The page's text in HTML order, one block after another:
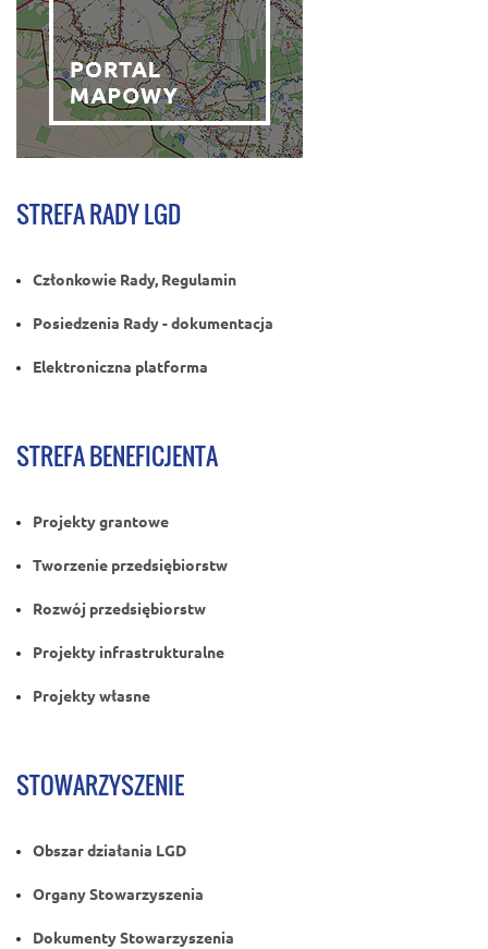
STREFA RADY LGD
Członkowie Rady, Regulamin
Posiedzenia Rady - dokumentacja
Elektroniczna platforma
STREFA BENEFICJENTA
Projekty grantowe
Tworzenie przedsiębiorstw
Rozwój przedsiębiorstw
Projekty infrastrukturalne
Projekty własne
STOWARZYSZENIE
Obszar działania LGD
Organy Stowarzyszenia
Dokumenty Stowarzyszenia